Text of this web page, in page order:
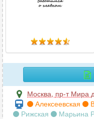
Москва, пр-т Мира
Алексеевская
Рижская
Марьина